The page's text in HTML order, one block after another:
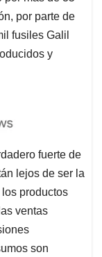
por parte de
fusiles Galil
y
fuerte de
lejos de ser la
productos
ventas
son